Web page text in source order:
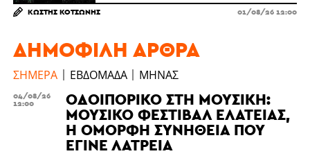
ΚΩΣΤΉΣ ΚΟΤΣΏΝΗΣ 01/08/26 12:00
ΔΗΜΟΦΙΛΉ ΆΡΘΡΑ
ΣΉΜΕΡΑ ΕΒΔΟΜΆΔΑ ΜΉΝΑΣ
ΟΔΟΙΠΟΡΙΚΌ ΣΤΗ ΜΟΥΣΙΚΉ:
ΜΟΥΣΙΚΌ ΦΕΣΤΙΒΆΛ ΕΛΆΤΕΙΑΣ,
Η ΌΜΟΡΦΗ ΣΥΝΉΘΕΙΑ ΠΟΥ
ΈΓΙΝΕ ΛΑΤΡΕΊΑ
04/08/26
12:00